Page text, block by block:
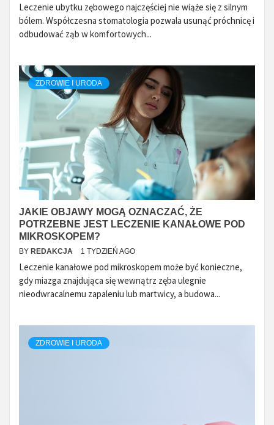
Leczenie ubytku zębowego najczęściej nie wiąże się z silnym
bólem. Współczesna stomatologia pozwala usunąć próchnicę i
odbudować ząb w komfortowych...
ZDROWIE I URODA
JAKIE OBJAWY MOGĄ OZNACZAĆ, ŻE
POTRZEBNE JEST LECZENIE KANAŁOWE POD
MIKROSKOPEM?
BY REDAKCJA 1 TYDZIEŃ AGO
Leczenie kanałowe pod mikroskopem może być konieczne,
gdy miazga znajdująca się wewnątrz zęba ulegnie
nieodwracalnemu zapaleniu lub martwicy, a budowa...
ZDROWIE I URODA